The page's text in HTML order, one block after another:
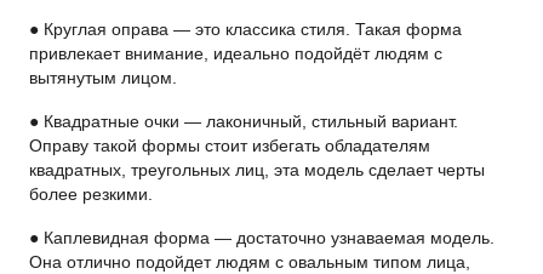
● Круглая оправа — это классика стиля. Такая форма
привлекает внимание, идеально подойдёт людям с
вытянутым лицом.
● Квадратные очки — лаконичный, стильный вариант.
Оправу такой формы стоит избегать обладателям
квадратных, треугольных лиц, эта модель сделает черты
более резкими.
● Каплевидная форма — достаточно узнаваемая модель.
Она отлично подойдет людям с овальным типом лица,